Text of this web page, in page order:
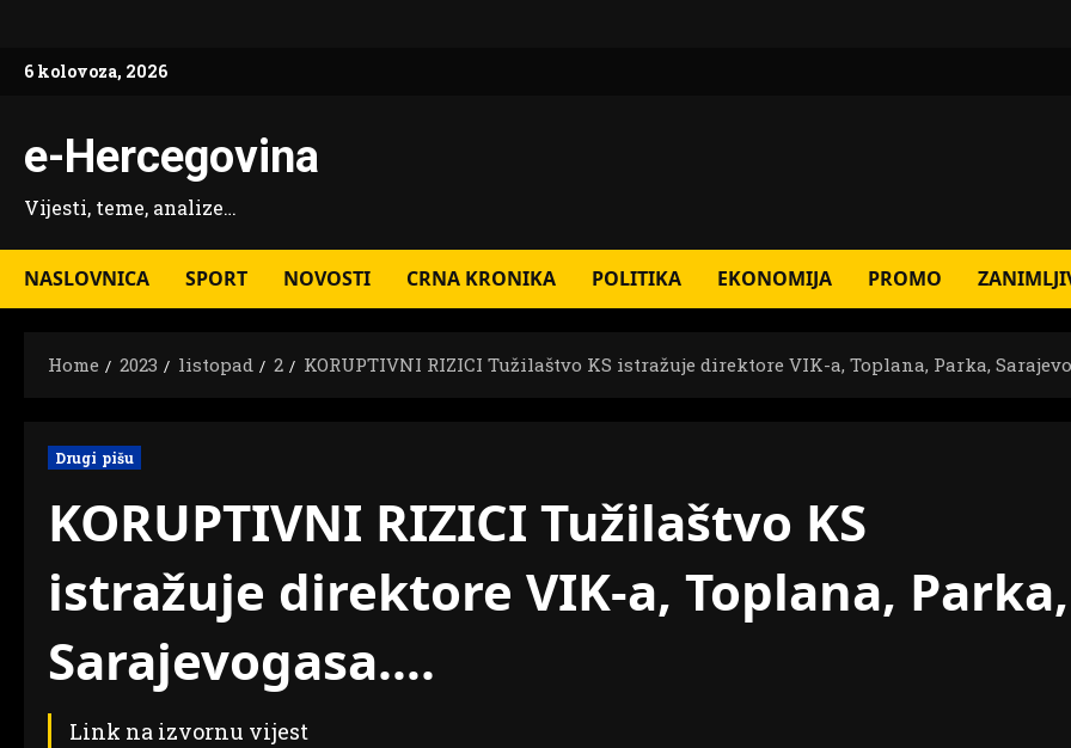
content
6 kolovoza, 2026
e-Hercegovina
Vijesti, teme, analize…
NASLOVNICA SPORT NOVOSTI CRNA KRONIKA POLITIKA EKONOMIJA PROMO
Home 2023 listopad 2 KORUPTIVNI RIZICI Tužilaštvo KS istražuje direktore VIK-a, Toplana, Parka,
Drugi pišu
KORUPTIVNI RIZICI Tužilaštvo KS
istražuje direktore VIK-a, Toplana, Parka,
Sarajevogasa….
Link na izvornu vijest